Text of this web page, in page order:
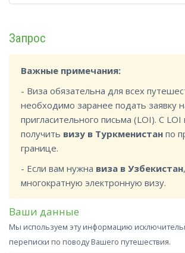
Запрос
Важные примечания:
- Виза обязательна для всех
необходимо заранее подать заявку
пригласительного письма (LOI). С
получить визу в Туркменистан по
границе.
- Если вам нужна виза в Узбекистан
многократную электронную визу.
Ваши данные
Мы используем эту информацию
переписки по поводу Вашего путешествия.